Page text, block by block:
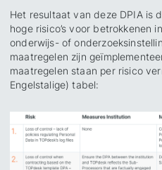
Het resultaat van deze DPIA is
hoge risico’s voor betrokkenen
onderwijs- of
maatregelen zijn
maatregelen staan per risico
Engelstalige) tabel: